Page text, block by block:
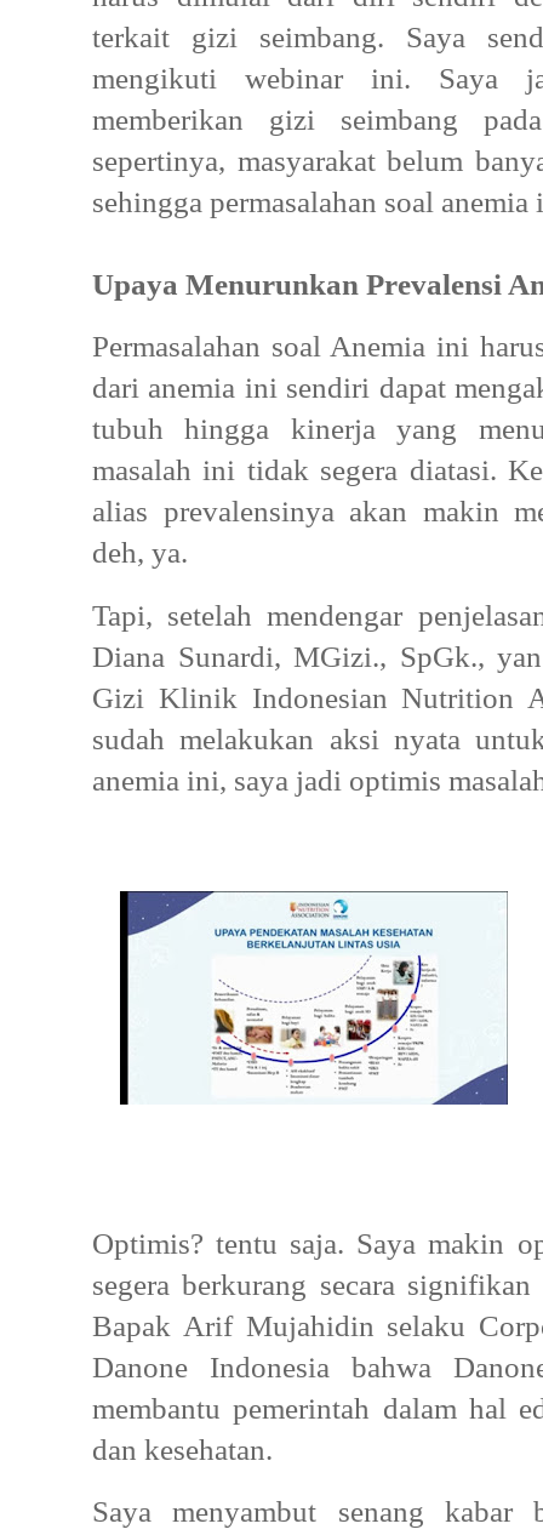
terkait gizi seimbang. Saya
mengikuti webinar ini. Saya
memberikan gizi seimbang
sepertinya, masyarakat belum
sehingga permasalahan soal
Upaya Menurunkan Prevalensi
Permasalahan soal Anemia ini
dari anemia ini sendiri dapat
tubuh hingga kinerja yang
masalah ini tidak segera diatasi.
alias prevalensinya akan makin
deh, ya.
Tapi, setelah mendengar
Diana Sunardi, MGizi., SpGk.,
Gizi Klinik Indonesian Nutrition
sudah melakukan aksi nyata
anemia ini, saya jadi optimis
Optimis? tentu saja. Saya makin
segera berkurang secara
Bapak Arif Mujahidin selaku
Danone Indonesia bahwa
membantu pemerintah dalam hal
dan kesehatan.
Saya menyambut senang